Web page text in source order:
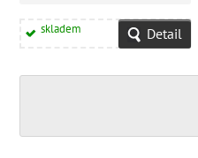
skladem Detail